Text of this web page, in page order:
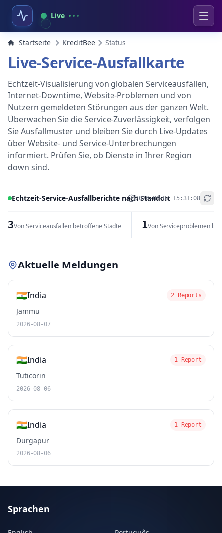
Live
Startseite KreditBee Status
Live-Service-Ausfallkarte
Echtzeit-Visualisierung von globalen Serviceausfällen,
Internet-Downtime, Website-Problemen und von
Nutzern gemeldeten Störungen aus der ganzen Welt.
Überwachen Sie die Service-Zuverlässigkeit, verfolgen
Sie Ausfallmuster und bleiben Sie durch Live-Updates
über Website- und Service-Unterbrechungen
informiert. Prüfen Sie, ob Dienste in Ihrer Region
down sind.
Echtzeit-Service-Ausfallberichte nach Standort
2026-08-07 15:31:08
3Von Serviceausfällen betroffene Städte 1Von Serviceproblemen
+
Aktuelle Meldungen
🇮🇳India 2 Reports
Jammu
2026-08-07
🇮🇳India 1 Report
Tuticorin
2026-08-06
🇮🇳India 1 Report
Durgapur
2026-08-06
Sprachen